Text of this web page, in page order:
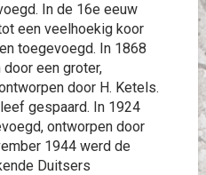
In de 16e eeuw
een veelhoekig koor
toegevoegd. In 1868
een groter,
door H. Ketels.
gespaard. In 1924
ontworpen door
1944 werd de
Duitsers